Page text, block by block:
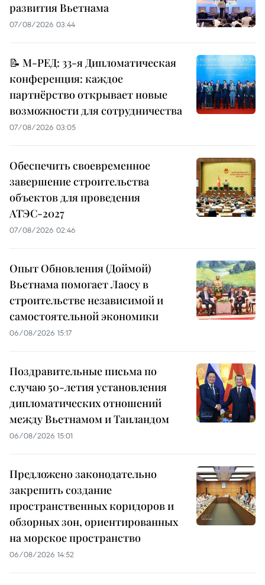
развития Вьетнама
07/08/2026 03:44
📝 М-РЕД: 33-я Дипломатическая
конференция: каждое
партнёрство открывает новые
возможности для сотрудничества
07/08/2026 03:05
Обеспечить своевременное
завершение строительства
объектов для проведения
АТЭС-2027
07/08/2026 02:46
Опыт Обновления (Доймой)
Вьетнама помогает Лаосу в
строительстве независимой и
самостоятельной экономики
06/08/2026 15:17
Поздравительные письма по
случаю 50-летия установления
дипломатических отношений
между Вьетнамом и Таиландом
06/08/2026 15:01
Предложено законодательно
закрепить создание
пространственных коридоров и
обзорных зон, ориентированных
на морское пространство
06/08/2026 14:52